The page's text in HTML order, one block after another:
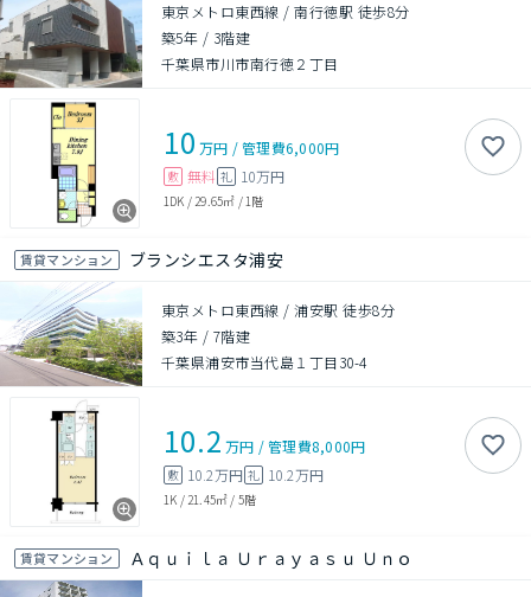
東京メトロ東西線 / 南行徳駅 徒歩8分
築5年 / 3階建
千葉県市川市南行徳２丁目
10 万円 /管理費6,000円
敷 無料 礼 10万円
1DK / 29.65㎡ / 1階
賃貸マンション ブランシエスタ浦安
東京メトロ東西線 / 浦安駅 徒歩8分
築3年 / 7階建
千葉県浦安市当代島１丁目30-4
10.2 万円 /管理費8,000円
敷 10.2万円 礼 10.2万円
1K / 21.45㎡ / 5階
賃貸マンション Ａｑｕｉｌａ Ｕｒａｙａｓｕ Ｕｎｏ